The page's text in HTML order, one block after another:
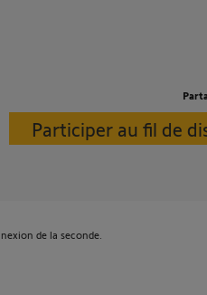
Participer au fil de
de la seconde.